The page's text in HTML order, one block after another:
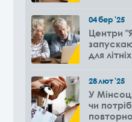
04бер'25
Центри
для
28лют'25
У
чи